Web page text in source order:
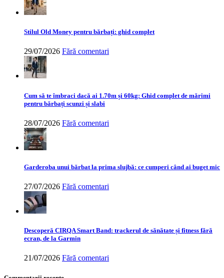
Stilul Old Money pentru bărbați: ghid complet
29/07/2026 Fără comentari
Cum să te îmbraci dacă ai 1.70m și 60kg: Ghid complet de mărimi
pentru bărbați scunzi și slabi
28/07/2026 Fără comentari
Garderoba unui bărbat la prima slujbă: ce cumperi când ai buget mic
27/07/2026 Fără comentari
Descoperă CIRQA Smart Band: trackerul de sănătate și fitness fără
ecran, de la Garmin
21/07/2026 Fără comentari